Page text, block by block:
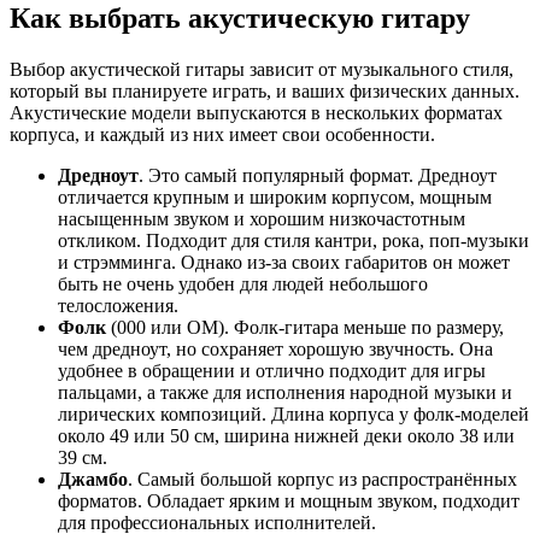
Как выбрать акустическую гитару
Выбор акустической гитары зависит от музыкального стиля,
который вы планируете играть, и ваших физических данных.
Акустические модели выпускаются в нескольких форматах
корпуса, и каждый из них имеет свои особенности.
Дредноут. Это самый популярный формат. Дредноут
отличается крупным и широким корпусом, мощным
насыщенным звуком и хорошим низкочастотным
откликом. Подходит для стиля кантри, рока, поп-музыки
и стрэмминга. Однако из-за своих габаритов он может
быть не очень удобен для людей небольшого
телосложения.
Фолк (000 или OM). Фолк-гитара меньше по размеру,
чем дредноут, но сохраняет хорошую звучность. Она
удобнее в обращении и отлично подходит для игры
пальцами, а также для исполнения народной музыки и
лирических композиций. Длина корпуса у фолк-моделей
около 49 или 50 см, ширина нижней деки около 38 или
39 см.
Джамбо. Самый большой корпус из распространённых
форматов. Обладает ярким и мощным звуком, подходит
для профессиональных исполнителей.